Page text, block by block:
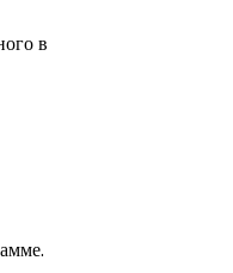
в